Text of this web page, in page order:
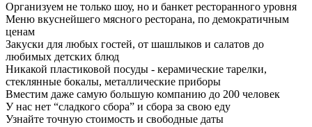
Организуем не только шоу, но и банкет ресторанного уровня
Меню вкуснейшего мясного ресторана, по демократичным
ценам
Закуски для любых гостей, от шашлыков и салатов до
любимых детских блюд
Никакой пластиковой посуды - керамические тарелки,
стеклянные бокалы, металлические приборы
Вместим даже самую большую компанию до 200 человек
У нас нет “сладкого сбора” и сбора за свою еду
Узнайте точную стоимость и свободные даты